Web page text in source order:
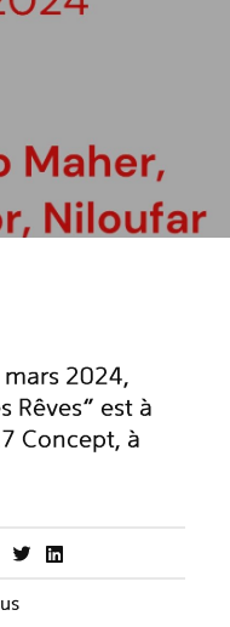
2024,
Rêves” est à
Concept, à